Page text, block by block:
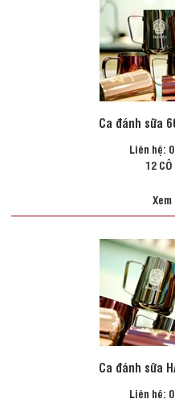
Ca đánh sữa
Liên hệ:
12 CÔ
Ca đánh sữa
Liên hệ: